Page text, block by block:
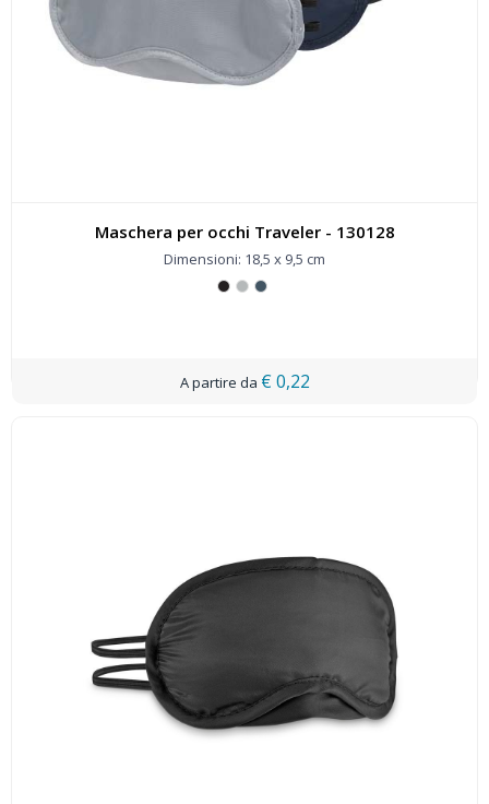
Maschera per occhi Traveler - 130128
Dimensioni: 18,5 x 9,5 cm
€ 0,22